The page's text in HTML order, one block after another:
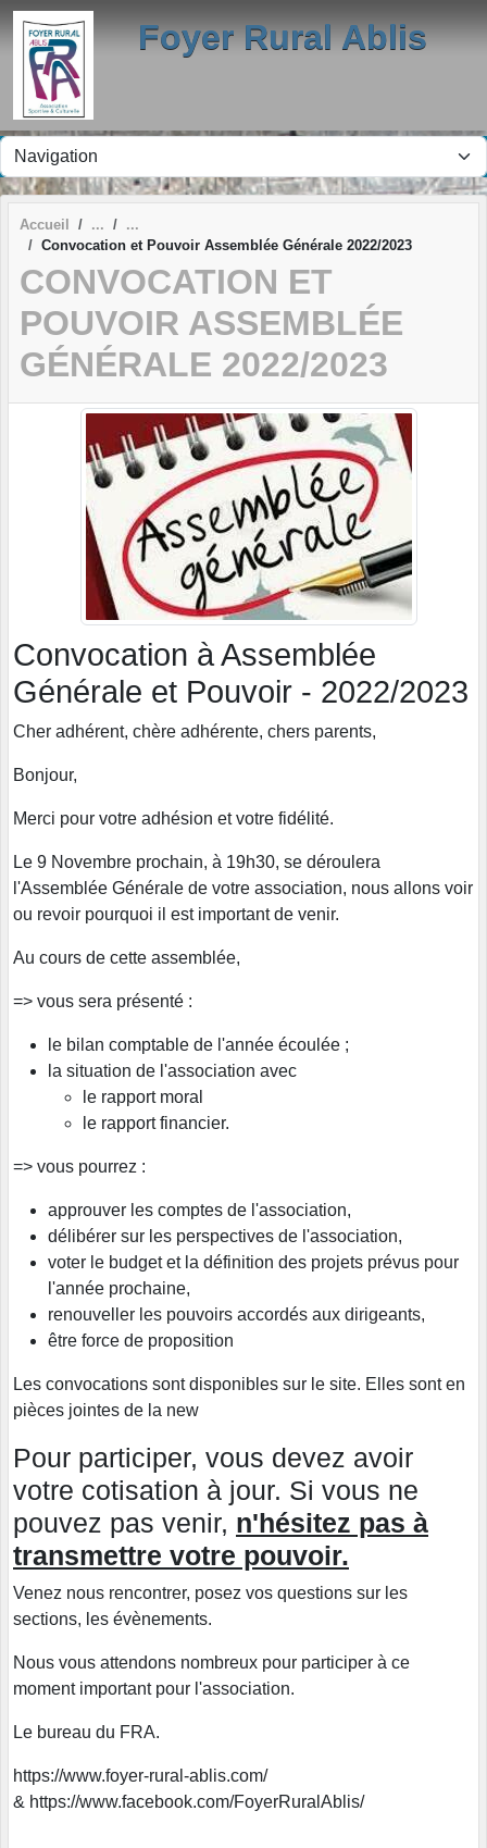
Foyer Rural Ablis
Accueil
Convocation et Pouvoir Assemblée Générale 2022/2023
CONVOCATION ET
POUVOIR ASSEMBLÉE
GÉNÉRALE 2022/2023
Convocation à Assemblée
Générale et Pouvoir - 2022/2023
Cher adhérent, chère adhérente, chers parents,
Bonjour,
Merci pour votre adhésion et votre fidélité.
Le 9 Novembre prochain, à 19h30, se déroulera
l'Assemblée Générale de votre association, nous allons voir
ou revoir pourquoi il est important de venir.
Au cours de cette assemblée,
=> vous sera présenté :
le bilan comptable de l'année écoulée ;
la situation de l'association avec
le rapport moral
le rapport financier.
=> vous pourrez :
approuver les comptes de l'association,
délibérer sur les perspectives de l'association,
voter le budget et la définition des projets prévus pour
l'année prochaine,
renouveller les pouvoirs accordés aux dirigeants,
être force de proposition
Les convocations sont disponibles sur le site. Elles sont en
pièces jointes de la new
Pour participer, vous devez avoir
votre cotisation à jour. Si vous ne
pouvez pas venir, n'hésitez pas à
transmettre votre pouvoir.
Venez nous rencontrer, posez vos questions sur les
sections, les évènements.
Nous vous attendons nombreux pour participer à ce
moment important pour l'association.
Le bureau du FRA.
https://www.foyer-rural-ablis.com/
& https://www.facebook.com/FoyerRuralAblis/
Panneau de gestion des cookies